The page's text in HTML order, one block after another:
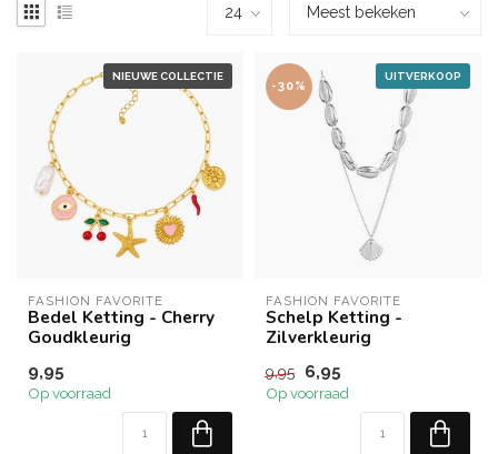
NIEUWE COLLECTIE
FASHION FAVORITE
Bedel Ketting - Cherry
Goudkleurig
9,95
Op voorraad
UITVERKOOP
-30%
FASHION FAVORITE
Schelp Ketting -
Zilverkleurig
9,95 6,95
Op voorraad